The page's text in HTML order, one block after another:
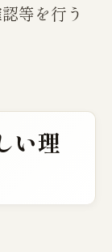
等を行う
い理